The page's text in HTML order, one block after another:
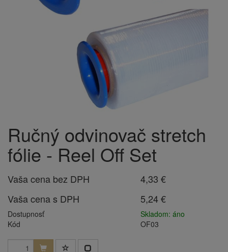
Ručný odvinovač stretch
fólie - Reel Off Set
Vaša cena bez DPH
4,33 €
Vaša cena s DPH
5,24 €
Dostupnosť
Skladom: áno
Kód
OF03